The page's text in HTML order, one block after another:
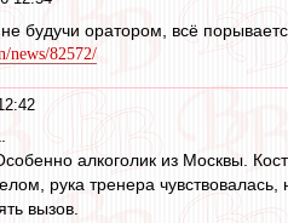
будучи оратором, всё
news/82572/
алкоголик из Москвы.
рука тренера
вызов.